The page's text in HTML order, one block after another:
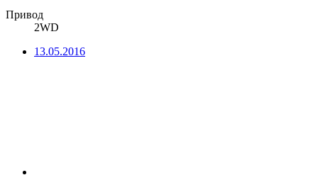
Привод
2WD
13.05.2016